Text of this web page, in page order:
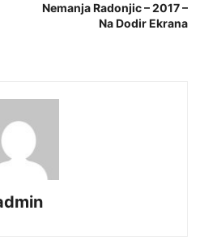
Nemanja Radonjic – 2017 –
Na Dodir Ekrana